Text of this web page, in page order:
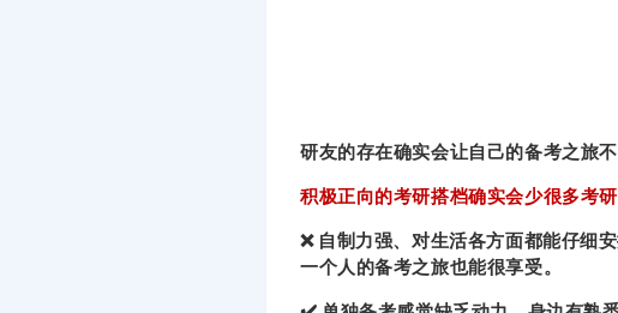
研友的存在确实会让自己的备考之旅
积极正向的考研搭档确实会少很多考
❌ 自制力强、对生活各方面都能仔细
一个人的备考之旅也能很享受。